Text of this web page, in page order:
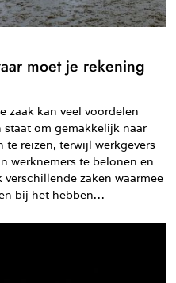
moet je rekening
zaak kan veel voordelen
staat om gemakkelijk naar
te reizen, terwijl werkgevers
werknemers te belonen en
zaken waarmee
bij het hebben…